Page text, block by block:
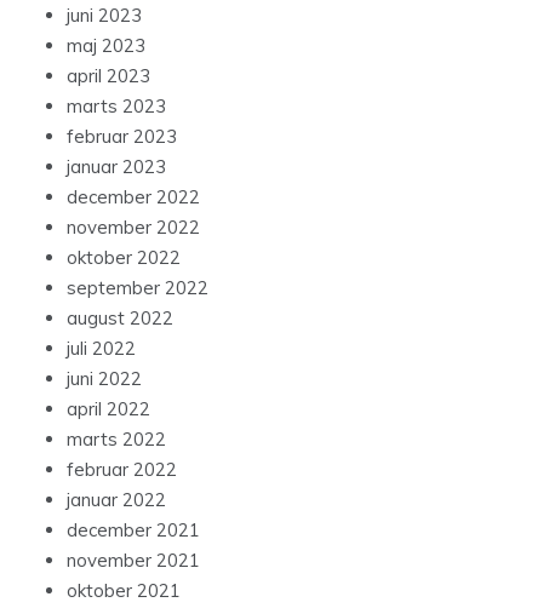
juni 2023
maj 2023
april 2023
marts 2023
februar 2023
januar 2023
december 2022
november 2022
oktober 2022
september 2022
august 2022
juli 2022
juni 2022
april 2022
marts 2022
februar 2022
januar 2022
december 2021
november 2021
oktober 2021